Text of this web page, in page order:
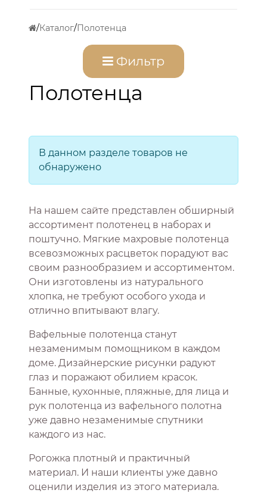
Каталог Полотенца
Фильтр
Полотенца
В данном разделе товаров не
обнаружено
На нашем сайте представлен обширный
ассортимент полотенец в наборах и
поштучно. Мягкие махровые полотенца
всевозможных расцветок порадуют вас
своим разнообразием и ассортиментом.
Они изготовлены из натурального
хлопка, не требуют особого ухода и
отлично впитывают влагу.
Вафельные полотенца станут
незаменимым помощником в каждом
доме. Дизайнерские рисунки радуют
глаз и поражают обилием красок.
Банные, кухонные, пляжные, для лица и
рук полотенца из вафельного полотна
уже давно незаменимые спутники
каждого из нас.
Рогожка плотный и практичный
материал. И наши клиенты уже давно
оценили изделия из этого материала.